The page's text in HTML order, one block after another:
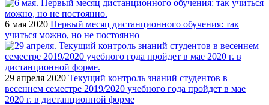
6 мая 2020 Первый месяц дистанционного обучения: так
учиться можно, но не постоянно
29 апреля 2020 Текущий контроль знаний студентов в
весеннем семестре 2019/2020 учебного года пройдет в мае
2020 г. в дистанционной форме